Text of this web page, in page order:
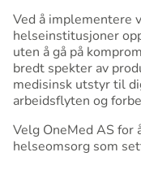
Ved å implementere
helseinstitusjoner
uten å gå på
bredt spekter av
medisinsk utstyr til
arbeidsflyten og
Velg OneMed AS
helseomsorg som